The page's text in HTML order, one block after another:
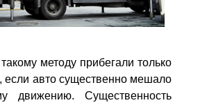
методу прибегали только
если авто существенно мешало
движению. Существенность